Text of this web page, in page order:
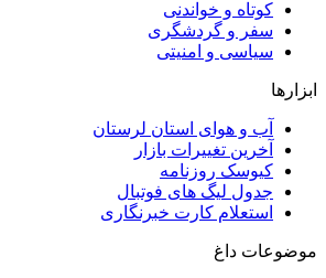
کوتاه و خواندنی
سفر و گردشگری
سیاسی و امنیتی
ابزارها
آب و هوای استان لرستان
آخرین تغییرات بازار
کیوسک روزنامه
جدول لیگ های فوتبال
استعلام کارت خبرنگاری
موضوعات داغ